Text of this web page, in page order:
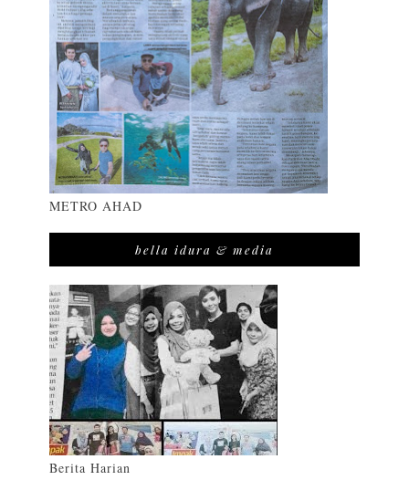
METRO AHAD
bella idura & media
Berita Harian